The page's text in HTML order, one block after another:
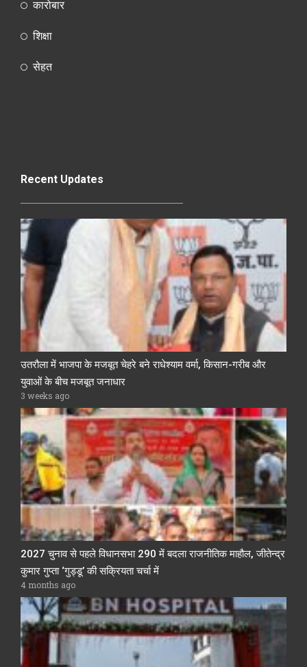
कारोबार
शिक्षा
सेहत
Recent Updates
उतरौला में भाजपा के मजबूत चेहरे बने राधेश्याम वर्मा, किसान-गरीब और
युवाओं के बीच मजबूत जनाधार
3 weeks ago
2027 चुनाव से पहले विधानसभा 290 में बदला राजनीतिक माहौल, जीतेन्द्र
कुमार गुप्ता ‘गुड्डू’ की सक्रियता चर्चा में
4 months ago